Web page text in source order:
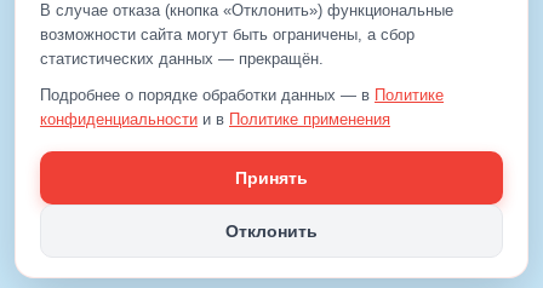
512-00-11
Email:info@eds-korolev.ru
В случае отказа (кнопка «Отклонить») функциональные
возможности сайта могут быть ограничены, а сбор
статистических данных — прекращён.
Подробнее о порядке обработки данных — в Политике
конфиденциальности и в Политике применения
Принять
Отклонить